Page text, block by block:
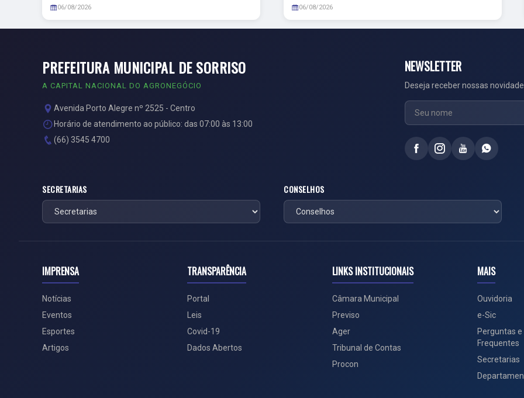
06/08/2026 06/08/2026
PREFEITURA MUNICIPAL DE SORRISO
A CAPITAL NACIONAL DO AGRONEGÓCIO
Avenida Porto Alegre nº 2525 - Centro
Horário de atendimento ao público: das 07:00 às 13:00
(66) 3545 4700
NEWSLETTER
Deseja receber nossas
SECRETARIAS CONSELHOS
IMPRENSA
Notícias
Eventos
Esportes
Artigos
TRANSPARÊNCIA
Portal
Leis
Covid-19
Dados Abertos
LINKS INSTITUCIONAIS
Câmara Municipal
Previso
Ager
Tribunal de Contas
Procon
MAIS
Ouvidoria
e-Sic
Perguntas
Frequentes
Secretarias